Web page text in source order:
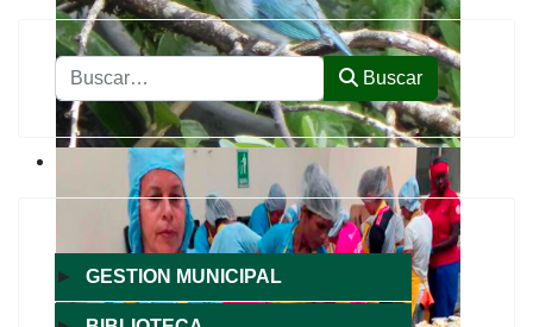
Buscar Buscar
► GESTION MUNICIPAL